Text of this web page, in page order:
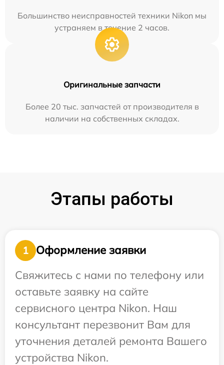
Большинство неисправностей техники Nikon мы
устраняем в течение 2 часов.
Оригинальные запчасти
Более 20 тыс. запчастей от производителя в
наличии на собственных складах.
Этапы работы
1
Оформление заявки
Свяжитесь с нами по телефону или
оставьте заявку на сайте
сервисного центра Nikon. Наш
консультант перезвонит Вам для
уточнения деталей ремонта Вашего
устройства Nikon.